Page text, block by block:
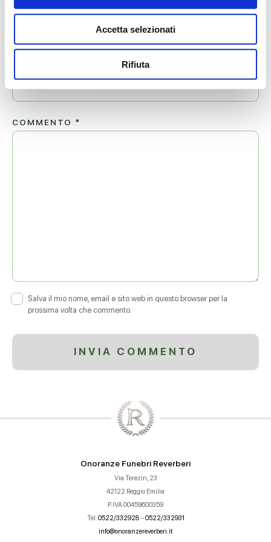
Accetta selezionati
Rifiuta
COMMENTO *
EMAIL*
Salva il mio nome, email e sito web in questo browser per la
prossima volta che commento.
Onoranze Funebri Reverberi
Via Terezin, 23
42122 Reggio Emilia
P.IVA 00459600359
Tel. 0522/332928–0522/332931
info@onoranzereverberi.it